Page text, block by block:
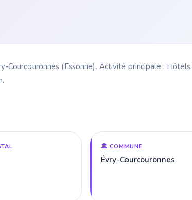
Courcouronnes (Essonne). Activité principale : Hôtels.
🏛️ COMMUNE
Évry-Courcouronnes